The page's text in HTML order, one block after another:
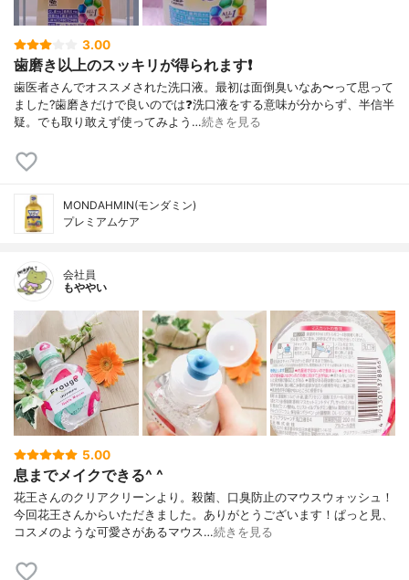
3.00
歯磨き以上のスッキリが得られます❗
歯医者さんでオススメされた洗口液。最初は面倒臭いなあ〜って思って
ました?歯磨きだけで良いのでは❓洗口液をする意味が分からず、半信半
疑。でも取り敢えず使ってみよう…続きを見る
MONDAHMIN(モンダミン)
プレミアムケア
会社員
もややい
5.00
息までメイクできる^ ^
花王さんのクリアクリーンより。殺菌、口臭防止のマウスウォッシュ！
今回花王さんからいただきました。ありがとうございます！ぱっと見、
コスメのような可愛さがあるマウス…続きを見る